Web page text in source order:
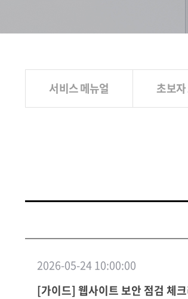
서비스 메뉴얼 초보
2026-05-24 10:00:00
[가이드] 웹사이트 보안 점검 체